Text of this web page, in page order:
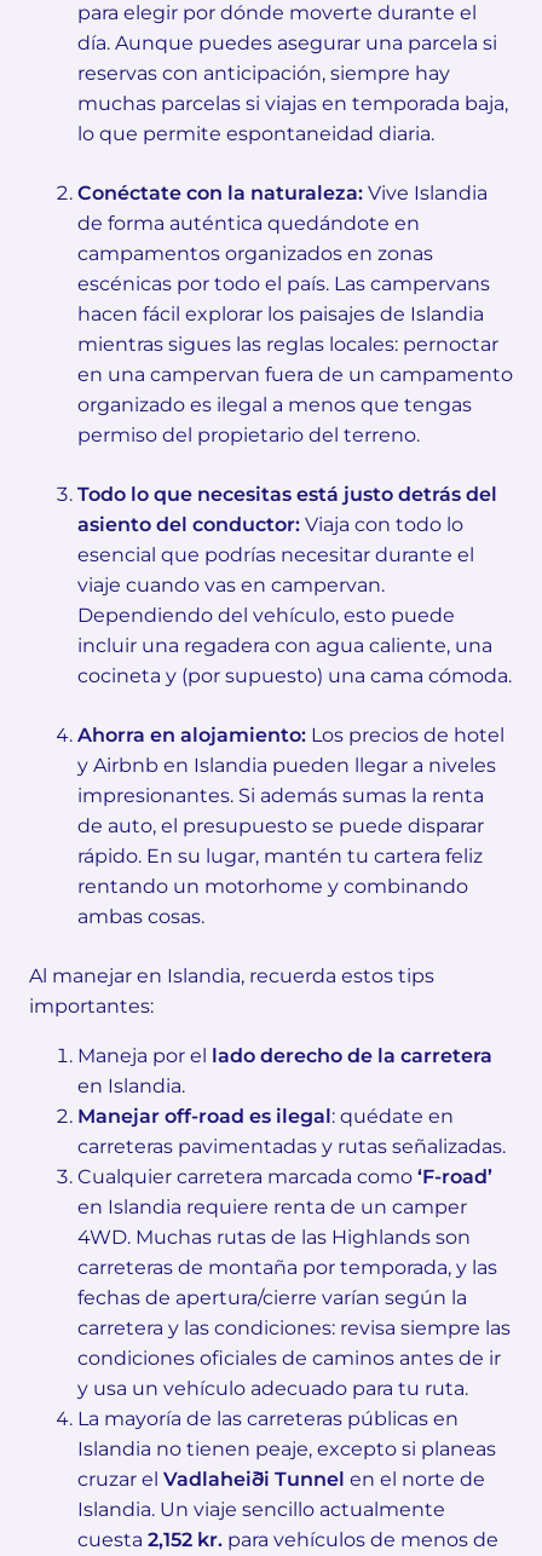
para elegir por dónde moverte durante el
día. Aunque puedes asegurar una parcela si
reservas con anticipación, siempre hay
muchas parcelas si viajas en temporada baja,
lo que permite espontaneidad diaria.
Conéctate con la naturaleza: Vive Islandia
de forma auténtica quedándote en
campamentos organizados en zonas
escénicas por todo el país. Las campervans
hacen fácil explorar los paisajes de Islandia
mientras sigues las reglas locales: pernoctar
en una campervan fuera de un campamento
organizado es ilegal a menos que tengas
permiso del propietario del terreno.
Todo lo que necesitas está justo detrás del
asiento del conductor: Viaja con todo lo
esencial que podrías necesitar durante el
viaje cuando vas en campervan.
Dependiendo del vehículo, esto puede
incluir una regadera con agua caliente, una
cocineta y (por supuesto) una cama cómoda.
Ahorra en alojamiento: Los precios de hotel
y Airbnb en Islandia pueden llegar a niveles
impresionantes. Si además sumas la renta
de auto, el presupuesto se puede disparar
rápido. En su lugar, mantén tu cartera feliz
rentando un motorhome y combinando
ambas cosas.
Al manejar en Islandia, recuerda estos tips
importantes:
Maneja por el lado derecho de la carretera
en Islandia.
Manejar off-road es ilegal: quédate en
carreteras pavimentadas y rutas señalizadas.
Cualquier carretera marcada como ‘F-road’
en Islandia requiere renta de un camper
4WD. Muchas rutas de las Highlands son
carreteras de montaña por temporada, y las
fechas de apertura/cierre varían según la
carretera y las condiciones: revisa siempre las
condiciones oficiales de caminos antes de ir
y usa un vehículo adecuado para tu ruta.
La mayoría de las carreteras públicas en
Islandia no tienen peaje, excepto si planeas
cruzar el Vadlaheiði Tunnel en el norte de
Islandia. Un viaje sencillo actualmente
cuesta 2,152 kr. para vehículos de menos de